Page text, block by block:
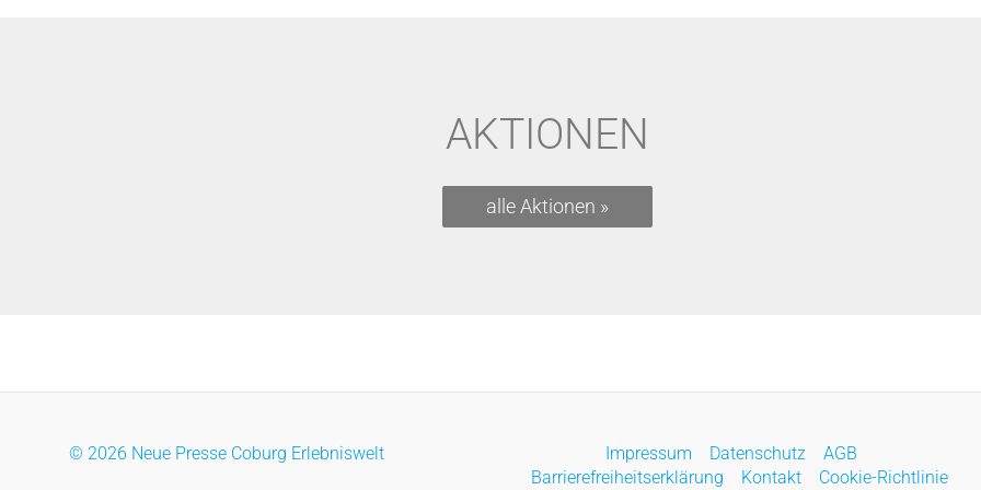
AKTIONEN
alle Aktionen »
© 2026 Neue Presse Coburg Erlebniswelt Impressum Datenschutz
AGB
Barrierefreiheitserklärung
Kontakt Cookie-Richtlinie